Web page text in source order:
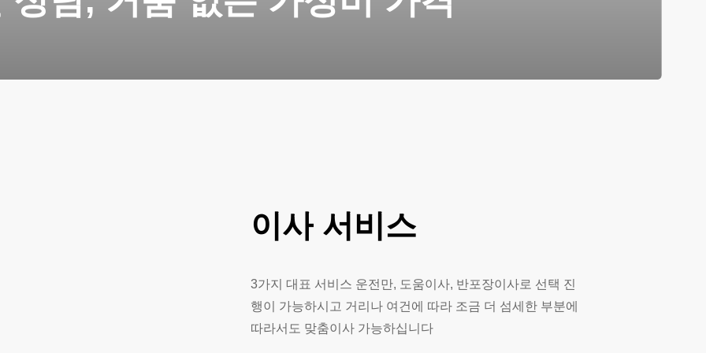
이사 서비스
3가지 대표 서비스 운전만, 도움이사, 반포장이사로 선택 진
행이 가능하시고 거리나 여건에 따라 조금 더 섬세한 부분에
따라서도 맞춤이사 가능하십니다